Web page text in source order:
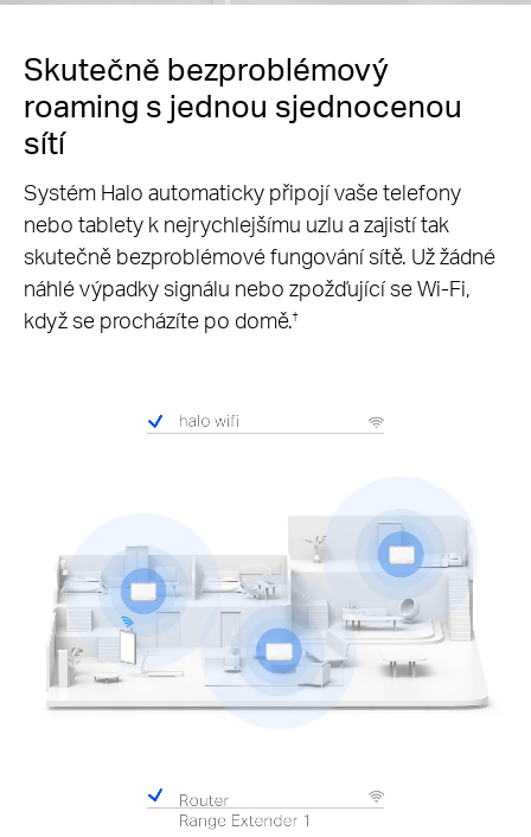
Skutečně bezproblémový
roaming s jednou sjednocenou
sítí
Systém Halo automaticky připojí vaše telefony
nebo tablety k nejrychlejšímu uzlu a zajistí tak
skutečně bezproblémové fungování sítě. Už žádné
náhlé výpadky signálu nebo zpožďující se Wi-Fi,
když se procházíte po domě.†